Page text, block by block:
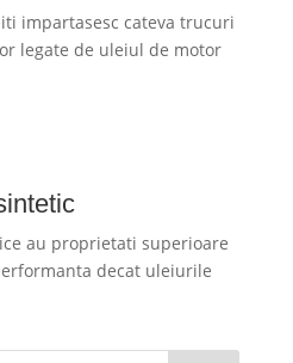
impartasesc cateva trucuri
legate de uleiul de motor
au proprietati superioare
decat uleiurile